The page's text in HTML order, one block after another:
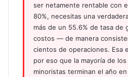
ser netamente rentable con
80%, necesitas una
más de un 55.6% de tasa de
costos — de manera
cientos de operaciones. Esa
por eso que la mayoría de
minoristas terminan el año